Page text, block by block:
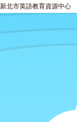
新北市英語教育資源中心